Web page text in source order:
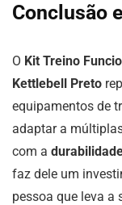
Conclusão
O Kit Treino
Kettlebell Preto
equipamentos de
adaptar a
com a
faz dele um
pessoa que leva a